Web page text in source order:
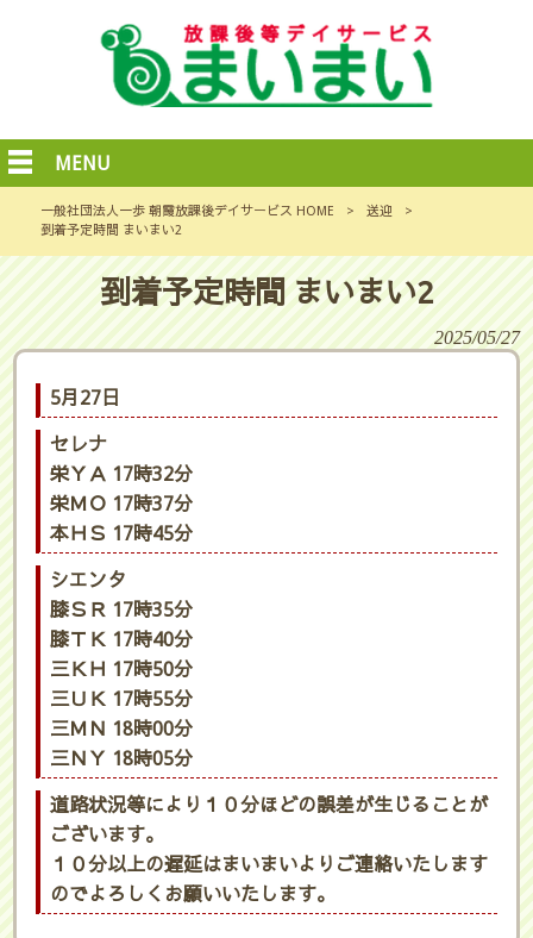
MENU
一般社団法人一歩 朝霞放課後デイサービス HOME > 送迎
>
到着予定時間 まいまい2
到着予定時間 まいまい2
2025/05/27
5月27日
セレナ
栄ＹＡ 17時32分
栄ＭＯ 17時37分
本ＨＳ 17時45分
シエンタ
膝ＳＲ 17時35分
膝ＴＫ 17時40分
三ＫＨ 17時50分
三ＵＫ 17時55分
三ＭＮ 18時00分
三ＮＹ 18時05分
道路状況等により１０分ほどの誤差が生じることが
ございます。
１０分以上の遅延はまいまいよりご連絡いたします
のでよろしくお願いいたします。